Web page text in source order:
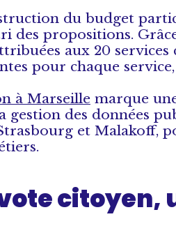
du budget
des propositions.
aux 20
pour chaque
à Marseille marque
des données
et Malakoff,
vote